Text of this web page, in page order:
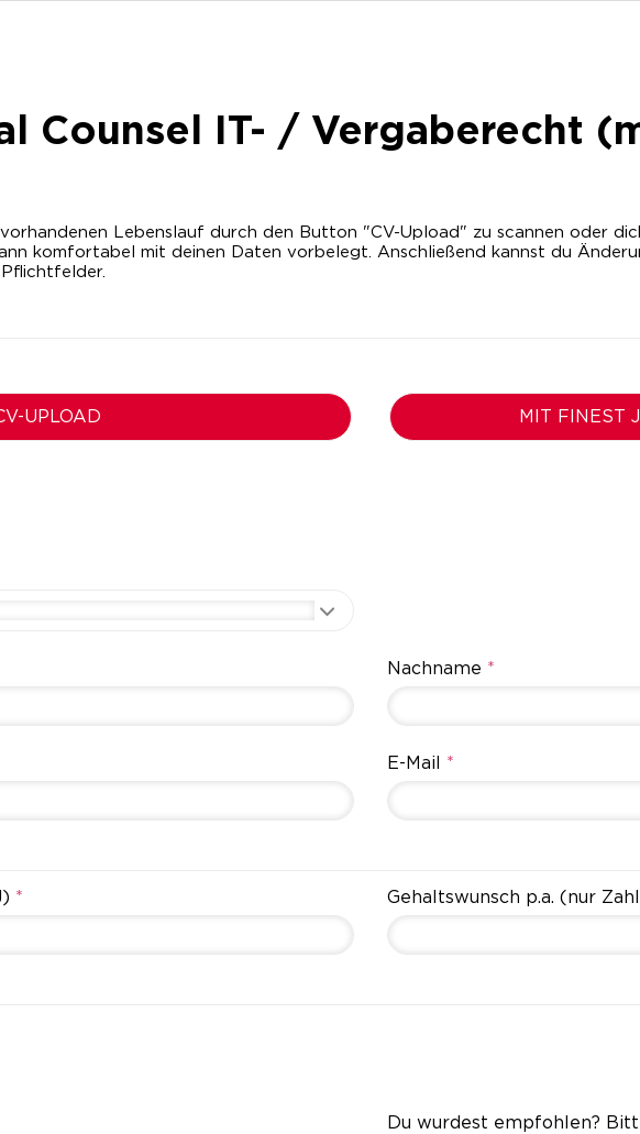
Counsel IT- / Vergaberecht
Lebenslauf durch den Button "CV-Upload" zu scannen oder
komfortabel mit deinen Daten vorbelegt. Anschließend kannst du
UPLOAD MIT FINEST
Nachname *
E-Mail *
* Gehaltswunsch p.a. (nur
Du wurdest empfohlen?